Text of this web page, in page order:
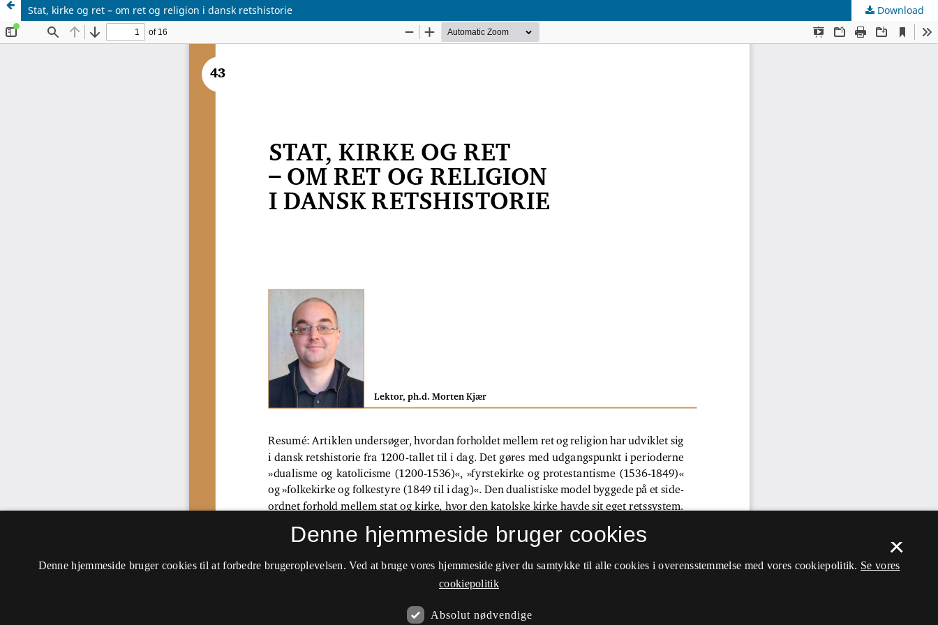
Stat, kirke og ret – om ret og religion i dansk retshistorie Download
×
Denne hjemmeside bruger cookies
Denne hjemmeside bruger cookies til at forbedre brugeroplevelsen. Ved at bruge vores hjemmeside giver du samtykke til alle cookies i overensstemmelse med vores cookiepolitik. Se vores
cookiepolitik
Absolut nødvendige